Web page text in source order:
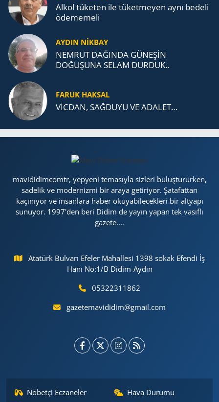
Alkol tü­ke­ten ile tü­ket­me­yen aynı be­de­li
öde­me­me­li
AYDIN NİKBAY
NEMRUT DAĞINDA GÜNEŞİN
DOĞUŞUNA SELAM DURDUK..
FARUK HAKSAL
VİCDAN, SAĞ­DU­YU VE ADA­LET…
mavididimcomtr, yepyeni temasıyla sizleri buluştururken,
sadelik ve modernizmi bir araya getiriyor. Şatafattan
kaçınıyor ve insanlara haber okuyabilecekleri bir altyapı
sunuyor. 1997'den beri Didim de yayın yapan tek vasıflı
gazete....
Atatürk Bulvarı Efeler Mahallesi 1398 sokak Efendi İş
Hanı No:1/B Didim-Aydın
05322311862
gazetemavididim@gmail.com
Nöbetçi Eczaneler Hava Durumu